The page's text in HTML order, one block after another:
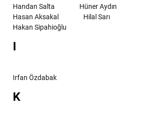
Handan Salta
Hüner Aydın
Hasan Aksakal
Hilal Sarı
Hakan Sipahioğlu
I
Irfan Özdabak
K